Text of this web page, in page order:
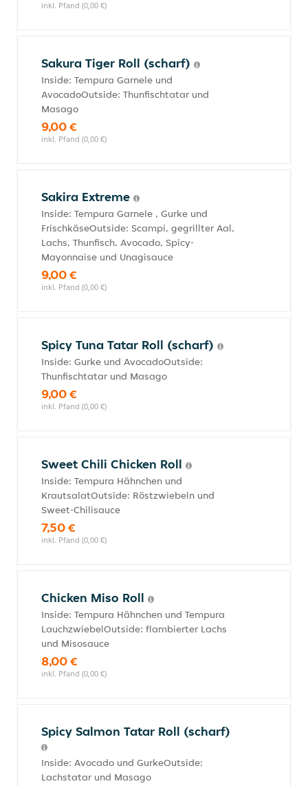
inkl. Pfand (0,00 €)
Sakura Tiger Roll (scharf)
Inside: Tempura Garnele und
AvocadoOutside: Thunfischtatar und
Masago
9,00 €
inkl. Pfand (0,00 €)
Sakira Extreme
Inside: Tempura Garnele , Gurke und
FrischkäseOutside: Scampi, gegrillter Aal,
Lachs, Thunfisch, Avocado, Spicy-
Mayonnaise und Unagisauce
9,00 €
inkl. Pfand (0,00 €)
Spicy Tuna Tatar Roll (scharf)
Inside: Gurke und AvocadoOutside:
Thunfischtatar und Masago
9,00 €
inkl. Pfand (0,00 €)
Sweet Chili Chicken Roll
Inside: Tempura Hähnchen und
KrautsalatOutside: Röstzwiebeln und
Sweet-Chilisauce
7,50 €
inkl. Pfand (0,00 €)
Chicken Miso Roll
Inside: Tempura Hähnchen und Tempura
LauchzwiebelOutside: flambierter Lachs
und Misosauce
8,00 €
inkl. Pfand (0,00 €)
Spicy Salmon Tatar Roll (scharf)
Inside: Avocado und GurkeOutside:
Lachstatar und Masago